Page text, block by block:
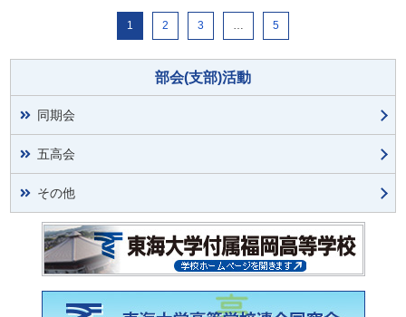
1 2 3 … 5
部会(支部)活動
同期会
五高会
その他